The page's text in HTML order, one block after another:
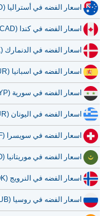
اسعار الفضه في أستراليا (AUD)
اسعار الفضه في كندا (CAD)
اسعار الفضه في الدنمارك (DKK)
اسعار الفضه في اسبانيا (EUR)
اسعار الفضه في سورية (SYP)
اسعار الفضه في اليونان (EUR)
اسعار الفضه في سويسرا (CHF)
اسعار الفضه في موريتانيا (MRO)
اسعار الفضه في النرويج (NOK)
اسعار الفضه في روسيا (RUB)